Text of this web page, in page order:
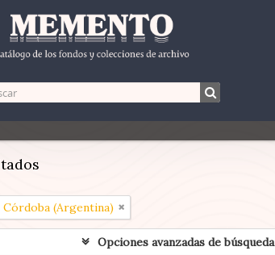
Córdoba (Argentina)
Opciones avanzadas de búsqueda